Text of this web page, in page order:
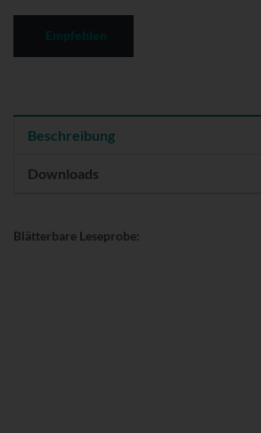
Beschreibung
Downloads
Blätterbare Leseprobe: